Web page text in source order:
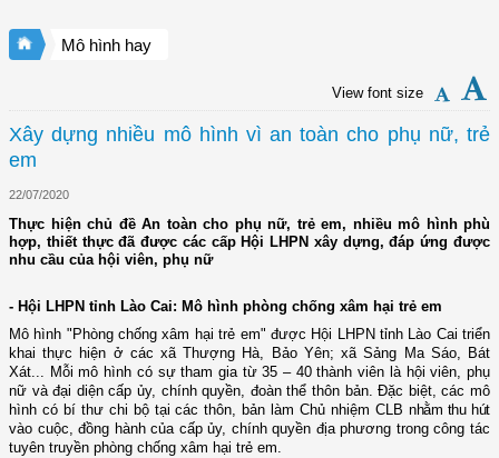
Mô hình hay
View font size
Xây dựng nhiều mô hình vì an toàn cho phụ nữ, trẻ
em
22/07/2020
Thực hiện chủ đề An toàn cho phụ nữ, trẻ em, nhiều mô hình phù
hợp, thiết thực đã được các cấp Hội LHPN xây dựng, đáp ứng được
nhu cầu của hội viên, phụ nữ
- Hội LHPN tỉnh Lào Cai: Mô hình phòng chống xâm hại trẻ em
Mô hình "Phòng chống xâm hại trẻ em" được Hội LHPN tỉnh Lào Cai triển
khai thực hiện ở các xã Thượng Hà, Bảo Yên; xã Sảng Ma Sáo, Bát
Xát... Mỗi mô hình có sự tham gia từ 35 – 40 thành viên là hội viên, phụ
nữ và đại diện cấp ủy, chính quyền, đoàn thể thôn bản. Đặc biệt, các mô
hình có bí thư chi bộ tại các thôn, bản làm Chủ nhiệm CLB nhằm thu hút
vào cuộc, đồng hành của cấp ủy, chính quyền địa phương trong công tác
tuyên truyền phòng chống xâm hại trẻ em.